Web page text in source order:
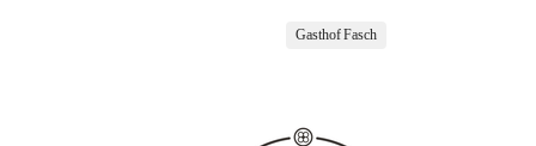
Gasthof Fasch